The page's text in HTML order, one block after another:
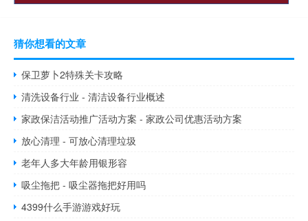
猜你想看的文章
保卫萝卜2特殊关卡攻略
清洗设备行业 - 清洁设备行业概述
家政保洁活动推广活动方案 - 家政公司优惠活动方案
放心清理 - 可放心清理垃圾
老年人多大年龄用银形容
吸尘拖把 - 吸尘器拖把好用吗
4399什么手游游戏好玩